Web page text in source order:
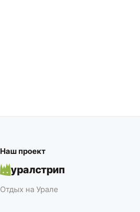
Наш проект
уралстрип
Отдых на Урале